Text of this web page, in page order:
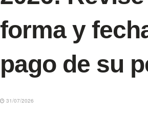
forma y
pago de su
31/07/2026